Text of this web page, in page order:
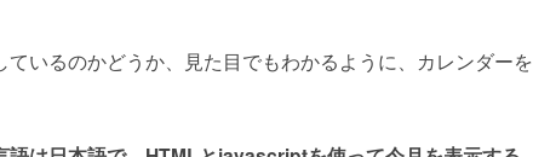
いるのかどうか、見た目でもわかるように、カレンダーを